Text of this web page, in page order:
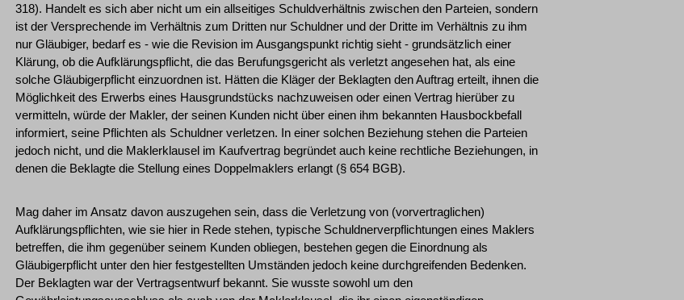
318). Handelt es sich aber nicht um ein allseitiges Schuldverhältnis zwischen den Parteien, sondern
ist der Versprechende im Verhältnis zum Dritten nur Schuldner und der Dritte im Verhältnis zu ihm
nur Gläubiger, bedarf es - wie die Revision im Ausgangspunkt richtig sieht - grundsätzlich einer
Klärung, ob die Aufklärungspflicht, die das Berufungsgericht als verletzt angesehen hat, als eine
solche Gläubigerpflicht einzuordnen ist. Hätten die Kläger der Beklagten den Auftrag erteilt, ihnen die
Möglichkeit des Erwerbs eines Hausgrundstücks nachzuweisen oder einen Vertrag hierüber zu
vermitteln, würde der Makler, der seinen Kunden nicht über einen ihm bekannten Hausbockbefall
informiert, seine Pflichten als Schuldner verletzen. In einer solchen Beziehung stehen die Parteien
jedoch nicht, und die Maklerklausel im Kaufvertrag begründet auch keine rechtliche Beziehungen, in
denen die Beklagte die Stellung eines Doppelmaklers erlangt (§ 654 BGB).
Mag daher im Ansatz davon auszugehen sein, dass die Verletzung von (vorvertraglichen)
Aufklärungspflichten, wie sie hier in Rede stehen, typische Schuldnerverpflichtungen eines Maklers
betreffen, die ihm gegenüber seinem Kunden obliegen, bestehen gegen die Einordnung als
Gläubigerpflicht unter den hier festgestellten Umständen jedoch keine durchgreifenden Bedenken.
Der Beklagten war der Vertragsentwurf bekannt. Sie wusste sowohl um den